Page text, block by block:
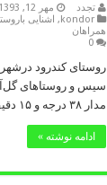
تجدد
مهر 12, 1393
kondor
, اشنایی
همراهان
0
مدار ۳۸ درجه و ۱۵ دقیقهٔ شمالی و ۴۵ درجه و ۵۱ …
ادامه نوشته »